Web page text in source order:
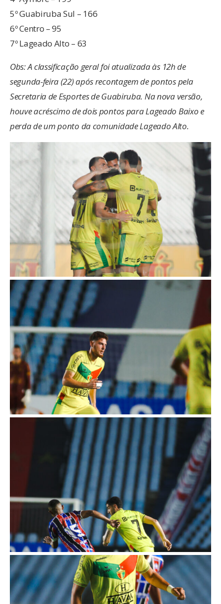
5º Guabiruba Sul – 166
6º Centro – 95
7º Lageado Alto – 63
Obs: A classificação geral foi atualizada às 12h de
segunda-feira (22) após recontagem de pontos pela
Secretaria de Esportes de Guabiruba. Na nova versão,
houve acréscimo de dois pontos para Lageado Baixo e
perda de um ponto da comunidade Lageado Alto.